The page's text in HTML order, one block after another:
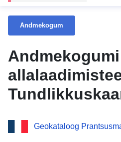
Andmekogum
mittetundlik
–
Geokataloog